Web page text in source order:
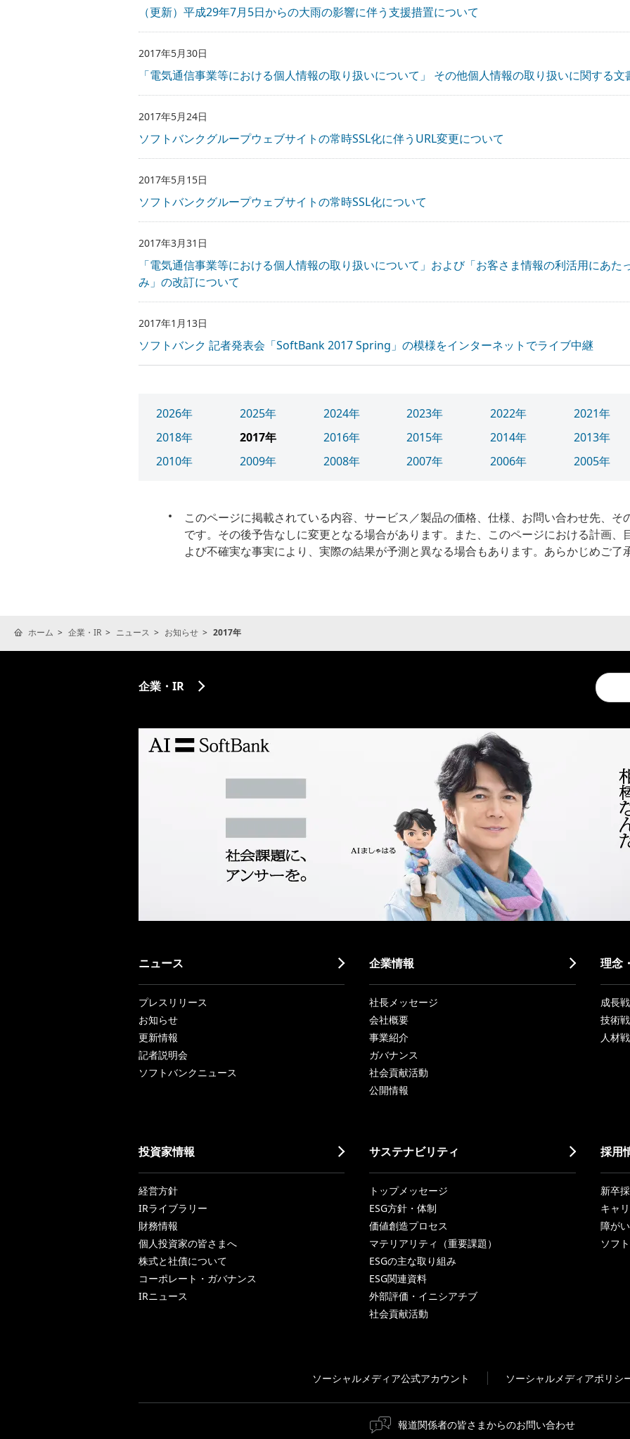
（更新）平成29年7月5日からの大雨の影響に伴う支援措置について
2017年5月30日
「電気通信事業等における個人情報の取り扱いについて」 その他個人情報の取り扱いに関する文
2017年5月24日
ソフトバンクグループウェブサイトの常時SSL化に伴うURL変更について
2017年5月15日
ソフトバンクグループウェブサイトの常時SSL化について
2017年3月31日
「電気通信事業等における個人情報の取り扱いについて」および「お客さま情報の利活用にあた
み」の改訂について
2017年1月13日
ソフトバンク 記者発表会「SoftBank 2017 Spring」の模様をインターネットでライブ中継
2026年 2025年 2024年 2023年 2022年 2021年
2018年
2017年 2016年 2015年 2014年 2013年
2010年
2009年 2008年 2007年 2006年 2005年
このページに掲載されている内容、サービス／製品の価格、仕様、お問い合わせ先、そ
です。その後予告なしに変更となる場合があります。また、このページにおける計画、
よび不確実な事実により、実際の結果が予測と異なる場合もあります。あらかじめご了
ホーム 企業・IR ニュース お知らせ 2017年
Conduct
a
search
企業・IR
ニュース
プレスリリース
お知らせ
更新情報
記者説明会
ソフトバンクニュース
企業情報
社長メッセージ
会社概要
事業紹介
ガバナンス
社会貢献活動
公開情報
理念
成長
技術
人材
投資家情報
経営方針
IRライブラリー
財務情報
個人投資家の皆さまへ
株式と社債について
コーポレート・ガバナンス
IRニュース
サステナビリティ
トップメッセージ
ESG方針・体制
価値創造プロセス
マテリアリティ（重要課題）
ESGの主な取り組み
ESG関連資料
外部評価・イニシアチブ
社会貢献活動
採用
新卒
キャ
障が
ソフ
ソーシャルメディア公式アカウント ソーシャルメディアポリシ
報道関係者の皆さまからのお問い合わせ